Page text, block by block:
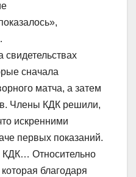
свидетельствах
сначала
матча, а затем
Члены КДК решили,
искренними
первых показаний.
Относительно
благодаря